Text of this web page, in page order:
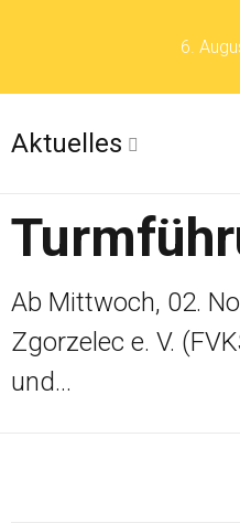
6.
Aktuelles
Ab Mittwoch, 02.
Zgorzelec e. V.
und...